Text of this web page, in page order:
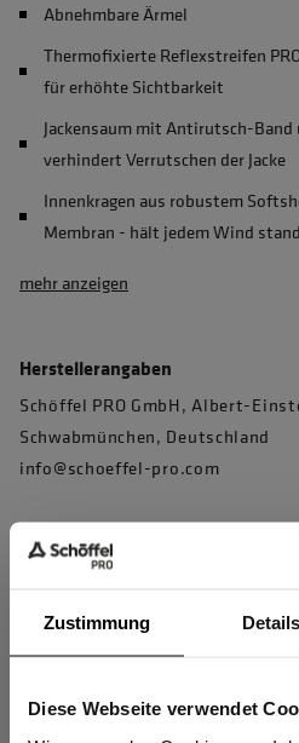
Zustimmung Details
Diese Webseite verwendet
Abnehmbare Ärmel
Thermofixierte Reflexstreifen
für erhöhte Sichtbarkeit
Jackensaum mit Antirutsch-
verhindert Verrutschen der Jacke
Innenkragen aus robustem
Membran - hält jedem Wind stand
mehr anzeigen
Herstellerangaben
Schöffel PRO GmbH, Albert-
Schwabmünchen, Deutschland
info@schoeffel-pro.com
Sind